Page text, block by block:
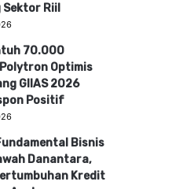
Sektor Riil
70.000
Optimis
GIIAS 2026
Positif
Bisnis
Danantara,
Kredit